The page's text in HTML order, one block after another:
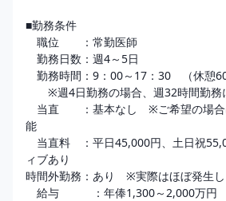
■勤務条件
職位　　：常勤医師
勤務日数：週4～5日
勤務時間：9：00～17：30　（休憩60
※週4日勤務の場合、週32時間勤務
当直　　：基本なし　※ご希望の場
能
当直料　：平日45,000円、土日祝
ィブあり
時間外勤務：あり　※実際はほぼ発生
給与　　　：年俸1,300～2,000万円